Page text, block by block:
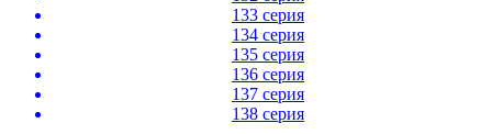
133 серия
134 серия
135 серия
136 серия
137 серия
138 серия